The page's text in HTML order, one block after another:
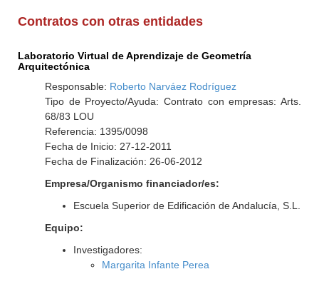
Contratos con otras entidades
Laboratorio Virtual de Aprendizaje de Geometría
Arquitectónica
Responsable: Roberto Narváez Rodríguez
Tipo de Proyecto/Ayuda: Contrato con empresas: Arts.
68/83 LOU
Referencia: 1395/0098
Fecha de Inicio: 27-12-2011
Fecha de Finalización: 26-06-2012
Empresa/Organismo financiador/es:
Escuela Superior de Edificación de Andalucía, S.L.
Equipo:
Investigadores:
Margarita Infante Perea